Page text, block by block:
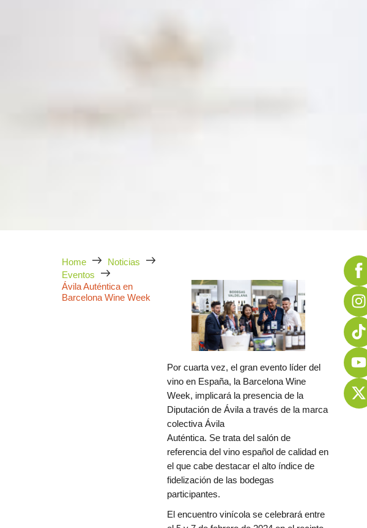
Home
Noticias
Eventos
Ávila Auténtica en
Barcelona Wine Week
Por cuarta vez, el gran evento líder del
vino en España, la Barcelona Wine
Week, implicará la presencia de la
Diputación de Ávila a través de la marca
colectiva Ávila
Auténtica. Se trata del salón de
referencia del vino español de calidad en
el que cabe destacar el alto índice de
fidelización de las bodegas
participantes.
El encuentro vinícola se celebrará entre